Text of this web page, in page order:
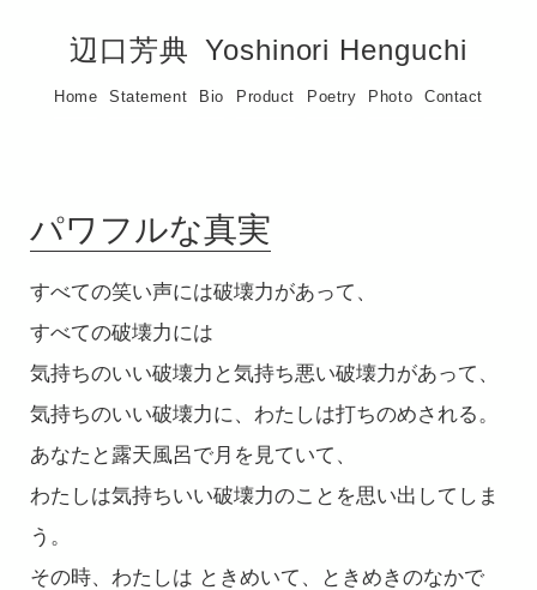
辺口芳典 Yoshinori Henguchi
Home Statement Bio Product Poetry Photo Contact
パワフルな真実
すべての笑い声には破壊力があって、
すべての破壊力には
気持ちのいい破壊力と気持ち悪い破壊力があって、
気持ちのいい破壊力に、わたしは打ちのめされる。
あなたと露天風呂で月を見ていて、
わたしは気持ちいい破壊力のことを思い出してしま
う。
その時、わたしは ときめいて、ときめきのなかで